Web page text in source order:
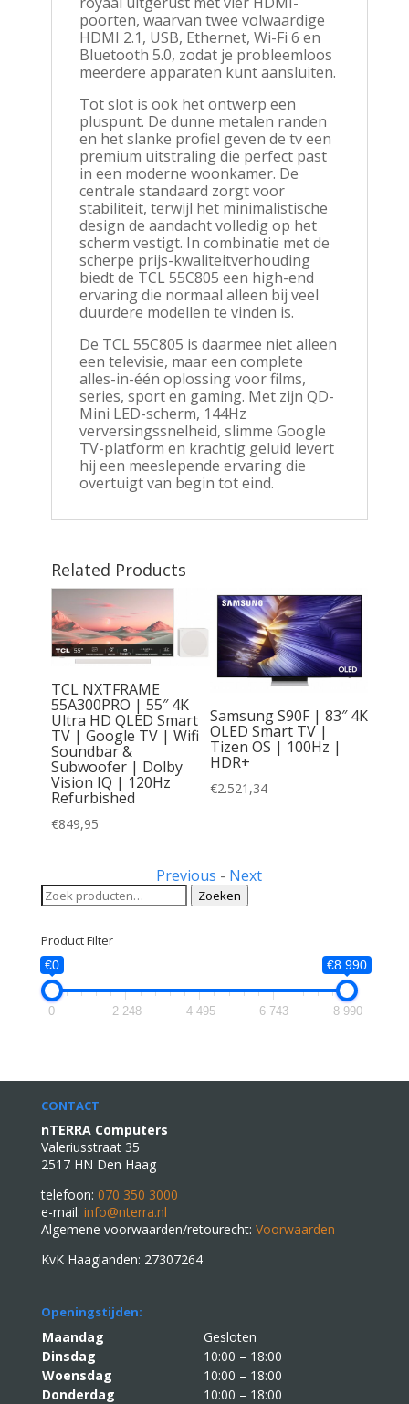
poorten, waarvan twee volwaardige
HDMI 2.1, USB, Ethernet, Wi-Fi 6 en
Bluetooth 5.0, zodat je probleemloos
meerdere apparaten kunt aansluiten.
Tot slot is ook het ontwerp een
pluspunt. De dunne metalen randen
en het slanke profiel geven de tv een
premium uitstraling die perfect past
in een moderne woonkamer. De
centrale standaard zorgt voor
stabiliteit, terwijl het minimalistische
design de aandacht volledig op het
scherm vestigt. In combinatie met de
scherpe prijs-kwaliteitverhouding
biedt de TCL 55C805 een high-end
ervaring die normaal alleen bij veel
duurdere modellen te vinden is.
De TCL 55C805 is daarmee niet alleen
een televisie, maar een complete
alles-in-één oplossing voor films,
series, sport en gaming. Met zijn QD-
Mini LED-scherm, 144Hz
verversingssnelheid, slimme Google
TV-platform en krachtig geluid levert
hij een meeslepende ervaring die
overtuigt van begin tot eind.
Related Products
TCL NXTFRAME
55A300PRO | 55″ 4K
Ultra HD QLED Smart
TV | Google TV | Wifi
Soundbar &
Subwoofer | Dolby
Vision IQ | 120Hz
Refurbished
€849,95
Samsung S90F | 83″ 4K
OLED Smart TV |
Tizen OS | 100Hz |
HDR+
€2.521,34
Previous - Next
Zoeken
naar:
Zoeken
Product Filter
€0 €8 990
0 2 248 4 495 6 743 8 990
CONTACT
nTERRA Computers
Valeriusstraat 35
2517 HN Den Haag
telefoon: 070 350 3000
e-mail: info@nterra.nl
Algemene voorwaarden/retourecht: Voorwaarden
KvK Haaglanden: 27307264
Openingstijden:
Maandag
Gesloten
Dinsdag
10:00 – 18:00
Woensdag
10:00 – 18:00
Donderdag
10:00 – 18:00